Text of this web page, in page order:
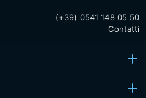
(+39) 0541 148 05 50
Contatti